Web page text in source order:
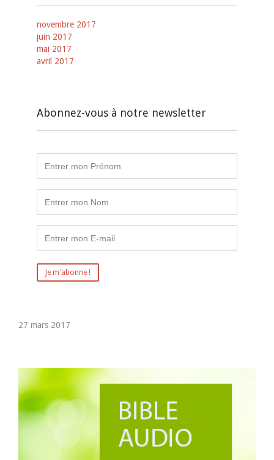
novembre 2017
juin 2017
mai 2017
avril 2017
Abonnez-vous à notre newsletter
27 mars 2017